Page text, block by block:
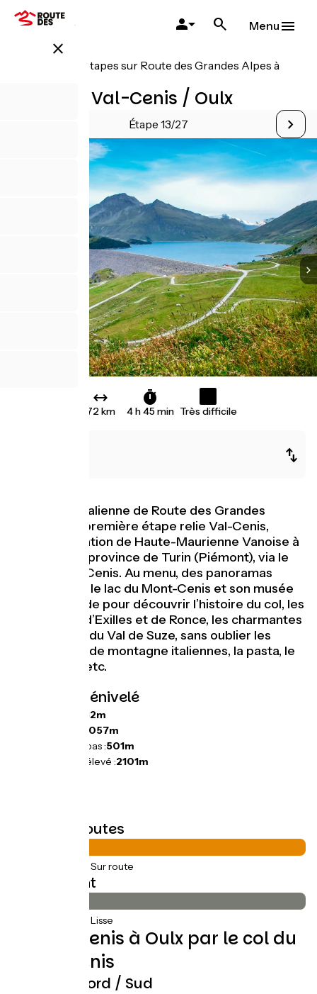
Aller
close
Menu
Toutes les étapes sur Route des Grandes Alpes à
Variante Val-Cenis / Oulx
Étape 13/27
72 km 4 h 45 min Très difficile
La variante italienne de Route des Grandes
Alpes® ! Sa première étape relie Val-Cenis,
principale station de Haute-Maurienne Vanoise à
Oulx, dans la province de Turin (Piémont), via le
col du Mont-Cenis. Au menu, des panoramas
magnifiques, le lac du Mont-Cenis et son musée
de la Pyramide pour découvrir l’histoire du col, les
forteresses d’Exilles et de Ronce, les charmantes
petites villes du Val de Suze, sans oublier les
charcuteries de montagne italiennes, la pasta, le
cappuccino, etc.
Pentes et dénivelé
1732m
2057m
Point le plus bas :501m
Point le plus élevé :2101m
Types de routes
(100%) Sur route
Revêtement
(100%) Lisse
De Val-Cenis à Oulx par le col du
Mont-Cenis
Itinéraire Nord / Sud